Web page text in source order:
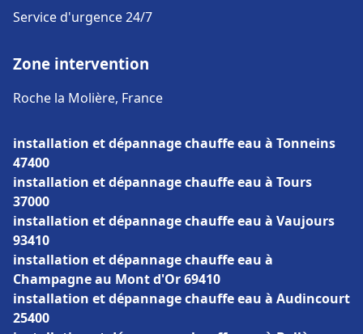
Service d'urgence 24/7
Zone intervention
Roche la Molière, France
installation et dépannage chauffe eau à Tonneins
47400
installation et dépannage chauffe eau à Tours
37000
installation et dépannage chauffe eau à Vaujours
93410
installation et dépannage chauffe eau à
Champagne au Mont d'Or 69410
installation et dépannage chauffe eau à Audincourt
25400